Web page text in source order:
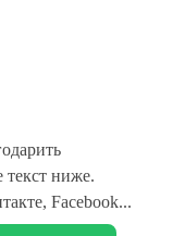
текст ниже.
Facebook...